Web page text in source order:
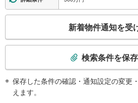
報
検
新着物件通知を受
検索条件を保
保存した条件の確認・通知設定の変更
えます。